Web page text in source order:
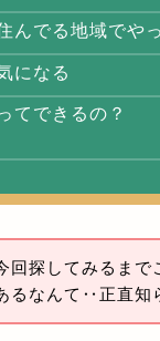
んでる地域でや
になる
てできるの？
回探してみるまで
るなんて‥正直知